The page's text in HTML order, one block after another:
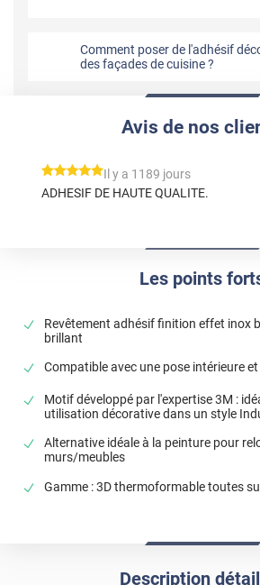
Comment poser de l'adhésif
des façades de cuisine ?
Les points
Revêtement adhésif finition effet inox
brillant
Compatible avec une pose intérieure
Motif développé par l'expertise 3M :
utilisation décorative dans un style
Alternative idéale à la peinture pour
murs/meubles
Gamme : 3D thermoformable toutes
Avis de nos
*****
Il y a 1189 jours
ADHESIF DE HAUTE QUALITE.
Description